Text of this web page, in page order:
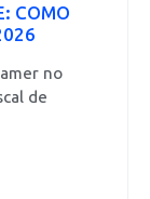
COMO
no
de